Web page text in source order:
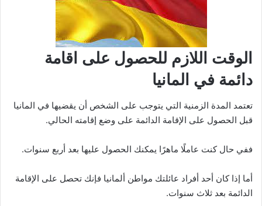
الوقت اللازم للحصول على اقامة
دائمة في المانيا
تعتمد المدة الزمنية التي يتوجب على الشخص أن يقضيها في المانيا
قبل الحصول على الإقامة الدائمة على وضع إقامته الحالي.
ففي حال كنت عاملًا ماهرًا يمكنك الحصول عليها بعد أربع سنوات.
أما إذا كان أحد أفراد عائلتك مواطن ألمانيا فإنك تحصل على الإقامة
الدائمة بعد ثلاث سنوات.